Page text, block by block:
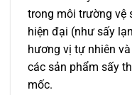
trong môi trường vệ
hiện đại (như sấy
hương vị tự nhiên
các sản phẩm sấy
mốc.